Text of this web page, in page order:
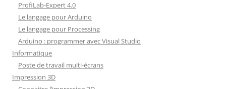
ProfiLab-Expert 4.0
Le langage pour Arduino
Le langage pour Processing
Arduino : programmer avec Visual Studio
Informatique
Poste de travail multi-écrans
Impression 3D